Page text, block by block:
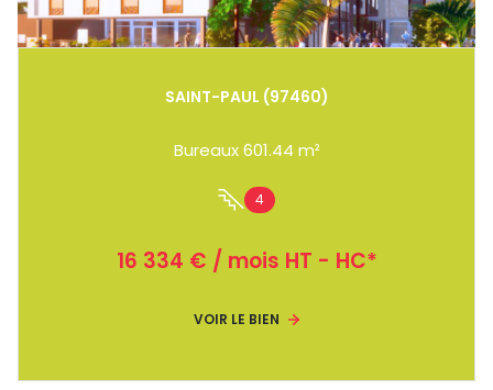
SAINT-PAUL (97460)
Bureaux 601.44 m²
4
16 334 € / mois HT - HC*
VOIR LE BIEN